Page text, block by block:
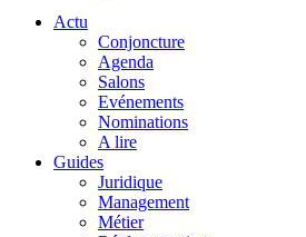
Actu
Conjoncture
Agenda
Salons
Evénements
Nominations
A lire
Guides
Juridique
Management
Métier